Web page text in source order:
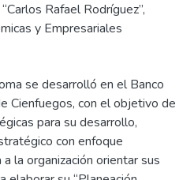
Rafael Rodríguez”,
y Empresariales
se desarrolló en el Banco
Cienfuegos, con el objetivo de
para su desarrollo,
con enfoque
la organización orientar sus